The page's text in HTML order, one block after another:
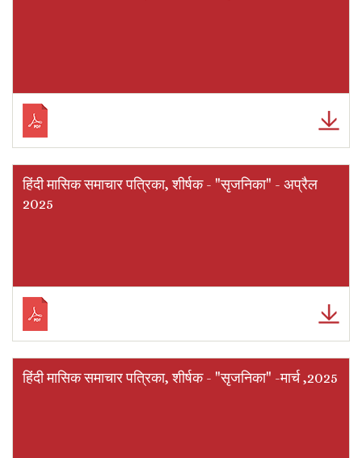
हिंदी मासिक समाचार पत्रिका, शीर्षक - "सृजनिका" - अप्रैल
2025
हिंदी मासिक समाचार पत्रिका, शीर्षक - "सृजनिका" -मार्च ,2025